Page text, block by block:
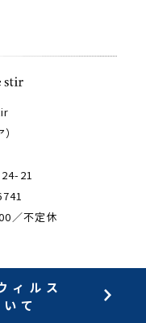
21
／不定休
ィルス
て